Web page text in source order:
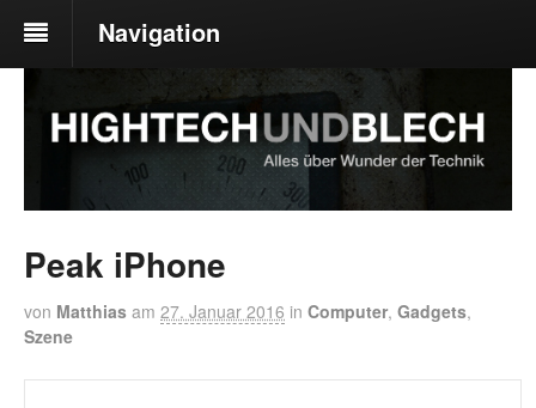
Navigation
Peak iPhone
von Matthias am 27. Januar 2016 in Computer, Gadgets,
Szene